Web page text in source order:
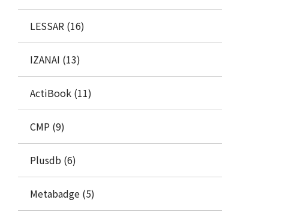
LESSAR (16)
IZANAI (13)
ActiBook (11)
CMP (9)
Plusdb (6)
Metabadge (5)